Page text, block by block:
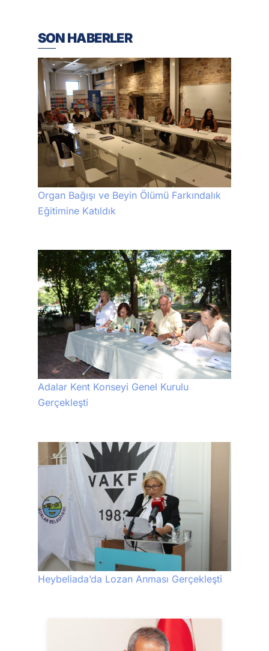
SON HABERLER
Organ Bağışı ve Beyin Ölümü Farkındalık
Eğitimine Katıldık
Adalar Kent Konseyi Genel Kurulu
Gerçekleşti
Heybeliada’da Lozan Anması Gerçekleşti